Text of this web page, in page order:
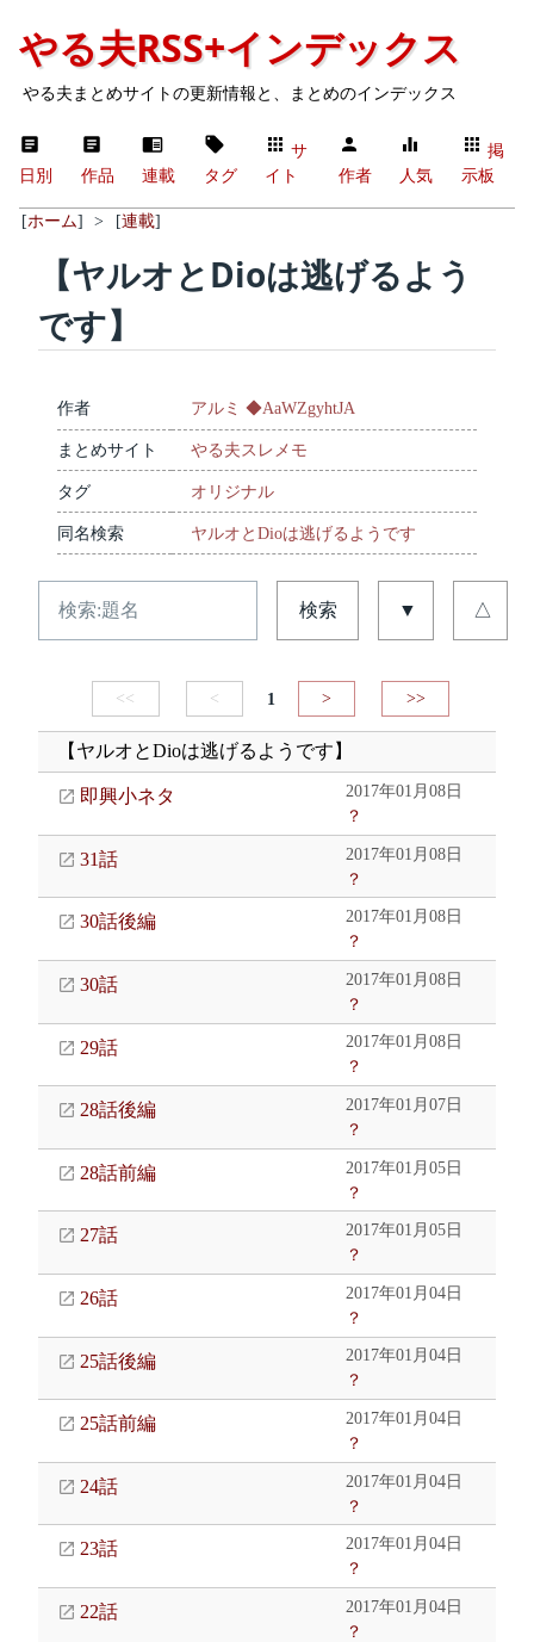
やる夫RSS+インデックス
やる夫まとめサイトの更新情報と、まとめのインデックス
日別 作品 連載 タグ
サ
イト
作者 人気
掲
示板
[ホーム] > [連載]
【ヤルオとDioは逃げるよう
です】
作者 アルミ ◆AaWZgyhtJA
まとめサイト やる夫スレメモ
タグ オリジナル
同名検索 ヤルオとDioは逃げるようです
検索 ▼ △
<< < 1 > >>
【ヤルオとDioは逃げるようです】
即興小ネタ
2017年01月08日
？
31話
2017年01月08日
？
30話後編
2017年01月08日
？
30話
2017年01月08日
？
29話
2017年01月08日
？
28話後編
2017年01月07日
？
28話前編
2017年01月05日
？
27話
2017年01月05日
？
26話
2017年01月04日
？
25話後編
2017年01月04日
？
25話前編
2017年01月04日
？
24話
2017年01月04日
？
23話
2017年01月04日
？
22話
2017年01月04日
？